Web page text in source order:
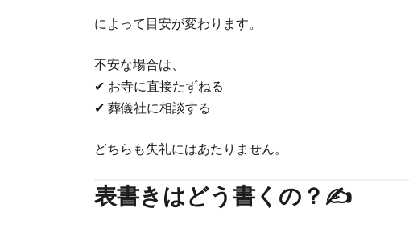
によって目安が変わります。
不安な場合は、
✔ お寺に直接たずねる
✔ 葬儀社に相談する
どちらも失礼にはあたりません。
表書きはどう書くの？✍️